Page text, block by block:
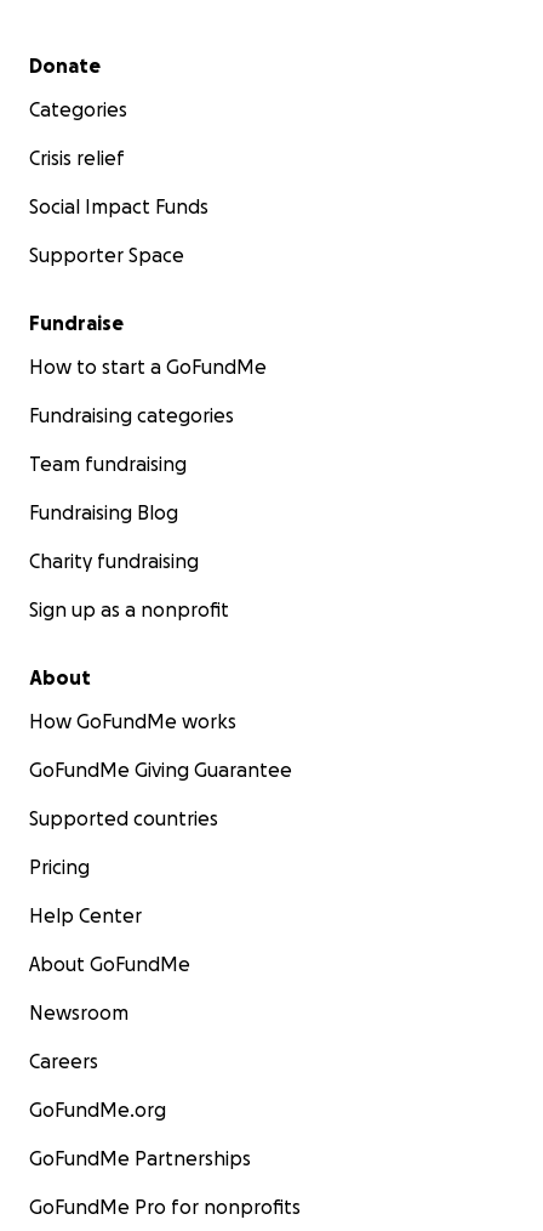
Secondary menu
Donate
Categories
Crisis relief
Social Impact Funds
Supporter Space
Fundraise
How to start a GoFundMe
Fundraising categories
Team fundraising
Fundraising Blog
Charity fundraising
Sign up as a nonprofit
About
How GoFundMe works
GoFundMe Giving Guarantee
Supported countries
Pricing
Help Center
About GoFundMe
Newsroom
Careers
GoFundMe.org
GoFundMe Partnerships
GoFundMe Pro for nonprofits